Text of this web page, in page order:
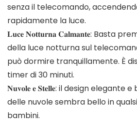
senza il telecomando,
rapidamente la luce.
𝐋𝐮𝐜𝐞 𝐍𝐨𝐭𝐭𝐮𝐫𝐧𝐚 𝐂𝐚𝐥𝐦𝐚𝐧𝐭𝐞: Basta
della luce notturna sul
può dormire tranquillamente. È
timer di 30 minuti.
𝐍𝐮𝐯𝐨𝐥𝐞 𝐞 𝐒𝐭𝐞𝐥𝐥𝐞: il design elegante
delle nuvole sembra bello in
bambini.